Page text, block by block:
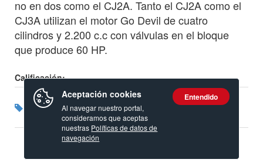
no en dos como el CJ2A. Tanto el CJ2A como el
CJ3A utilizan el motor Go Devil de cuatro
cilindros y 2.200 c.c con válvulas en el bloque
que produce 60 HP.
Calificación:
Etiquetas: Carrocería Willys
Aceptación cookies
Al navegar nuestro portal,
consideramos que aceptas
nuestras Políticas de datos de
navegación
Entendido